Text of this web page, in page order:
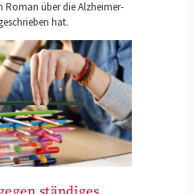
Roman über die Alzheimer-
hat.